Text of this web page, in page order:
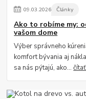
09.03.2026 Články
Ako to robíme my:
vašom dome
Výber správneho
komfort bývania aj
sa nás pýtajú, ako...